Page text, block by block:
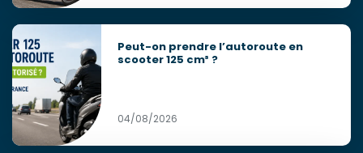
Peut-on prendre l’autoroute en
scooter 125 cm³ ?
04/08/2026